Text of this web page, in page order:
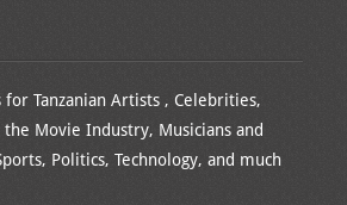
for Tanzanian Artists , Celebrities,
Movie Industry, Musicians and
Politics, Technology, and much